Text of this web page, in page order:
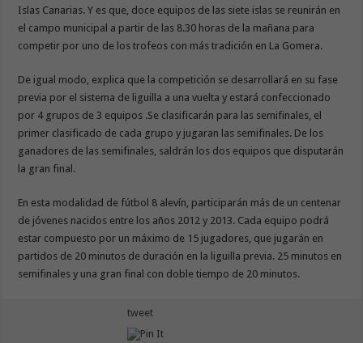
Islas Canarias. Y es que, doce equipos de las siete islas se reunirán en
el campo municipal a partir de las 8.30 horas de la mañana para
competir por uno de los trofeos con más tradición en La Gomera.
De igual modo, explica que la competición se desarrollará en su fase
previa por el sistema de liguilla a una vuelta y estará confeccionado
por 4 grupos de 3 equipos .Se clasificarán para las semifinales, el
primer clasificado de cada grupo y jugaran las semifinales. De los
ganadores de las semifinales, saldrán los dos equipos que disputarán
la gran final.
En esta modalidad de fútbol 8 alevín, participarán más de un centenar
de jóvenes nacidos entre los años 2012 y 2013. Cada equipo podrá
estar compuesto por un máximo de 15 jugadores, que jugarán en
partidos de 20 minutos de duración en la liguilla previa. 25 minutos en
semifinales y una gran final con doble tiempo de 20 minutos.
tweet